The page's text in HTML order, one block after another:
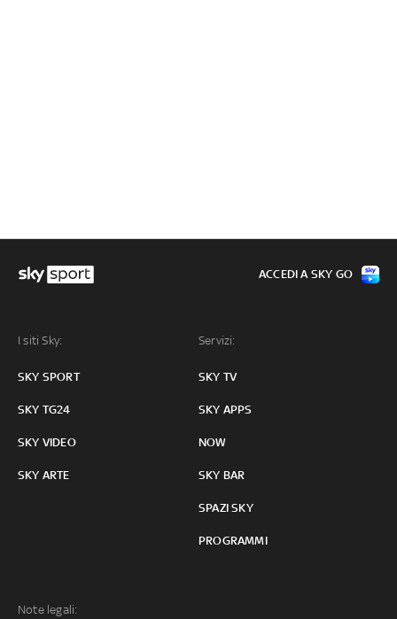
I siti Sky:
SKY SPORT
SKY TG24
SKY VIDEO
SKY ARTE
Servizi:
SKY TV
SKY APPS
NOW
SKY BAR
SPAZI SKY
PROGRAMMI
Note legali:
ACCEDI A SKY GO